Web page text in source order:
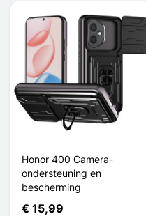
Honor 400 Camera-
ondersteuning en
bescherming
€ 15,99